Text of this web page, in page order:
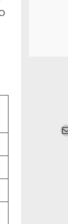
Mail